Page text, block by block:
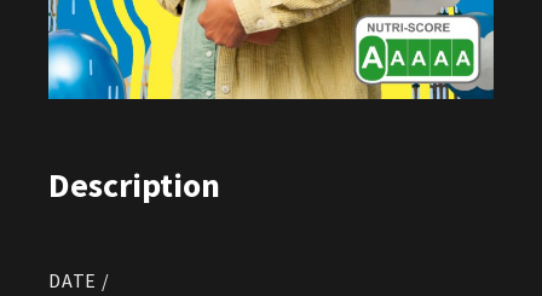
Description
DATE /